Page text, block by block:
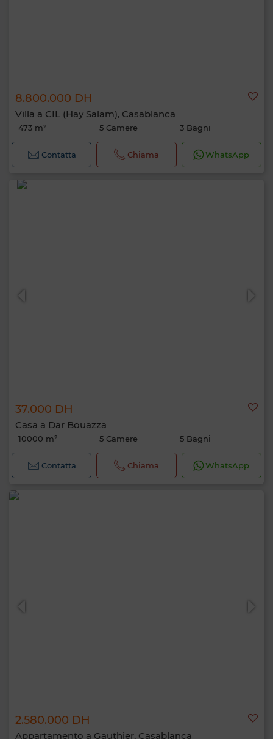
8.800.000 DH
Villa a CIL (Hay Salam), Casablanca
473 m² 5 Camere 3 Bagni
Contatta Chiama WhatsApp
37.000 DH
Casa a Dar Bouazza
10000 m² 5 Camere 5 Bagni
Contatta Chiama WhatsApp
2.580.000 DH
Appartamento a Gauthier, Casablanca